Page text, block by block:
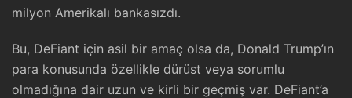
milyon Amerikalı bankasızdı.
Bu, DeFiant için asil bir amaç olsa da, Donald Trump’ın
para konusunda özellikle dürüst veya sorumlu
olmadığına dair uzun ve kirli bir geçmiş var. DeFiant’a